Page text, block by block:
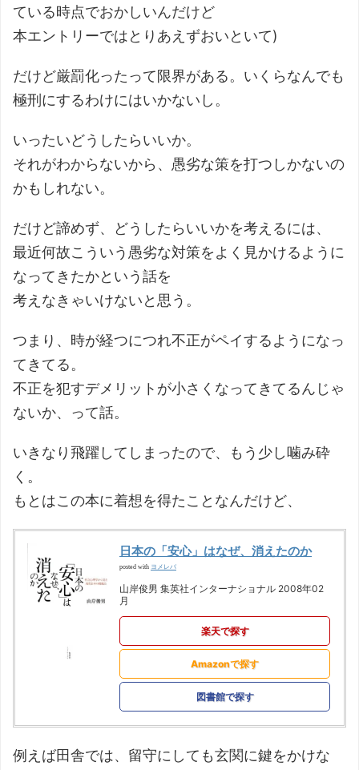
ている時点でおかしいんだけど
本エントリーではとりあえずおいといて)
だけど厳罰化ったって限界がある。いくらなんでも
極刑にするわけにはいかないし。
いったいどうしたらいいか。
それがわからないから、愚劣な策を打つしかないの
かもしれない。
だけど諦めず、どうしたらいいかを考えるには、
最近何故こういう愚劣な対策をよく見かけるように
なってきたかという話を
考えなきゃいけないと思う。
つまり、時が経つにつれ不正がペイするようになっ
てきてる。
不正を犯すデメリットが小さくなってきてるんじゃ
ないか、って話。
いきなり飛躍してしまったので、もう少し噛み砕
く。
もとはこの本に着想を得たことなんだけど、
日本の「安心」はなぜ、消えたのか
posted with ヨメレバ
山岸俊男 集英社インターナショナル 2008年02
月
楽天で探す
Amazonで探す
図書館で探す
例えば田舎では、留守にしても玄関に鍵をかけな